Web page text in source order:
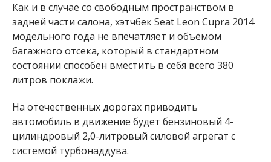
Как и в случае со свободным пространством в
задней части салона, хэтчбек Seat Leon Cupra 2014
модельного года не впечатляет и объёмом
багажного отсека, который в стандартном
состоянии способен вместить в себя всего 380
литров поклажи.
На отечественных дорогах приводить
автомобиль в движение будет бензиновый 4-
цилиндровый 2,0-литровый силовой агрегат с
системой турбонаддува.